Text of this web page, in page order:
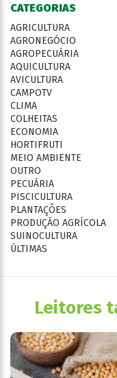
CATEGORIAS
AGRICULTURA
AGRONEGÓCIO
AGROPECUÁRIA
AQUICULTURA
AVICULTURA
CAMPOTV
CLIMA
COLHEITAS
ECONOMIA
HORTIFRUTI
MEIO AMBIENTE
OUTRO
PECUÁRIA
PISCICULTURA
PLANTAÇÕES
PRODUÇÃO AGRÍCOLA
SUINOCULTURA
ÚLTIMAS
Leitores